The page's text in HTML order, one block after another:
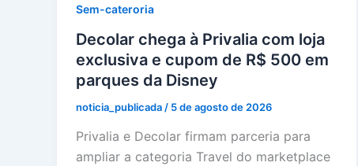
Sem-cateroria
Decolar chega à Privalia com loja
exclusiva e cupom de R$ 500 em
parques da Disney
noticia_publicada / 5 de agosto de 2026
Privalia e Decolar firmam parceria para
ampliar a categoria Travel do marketplace